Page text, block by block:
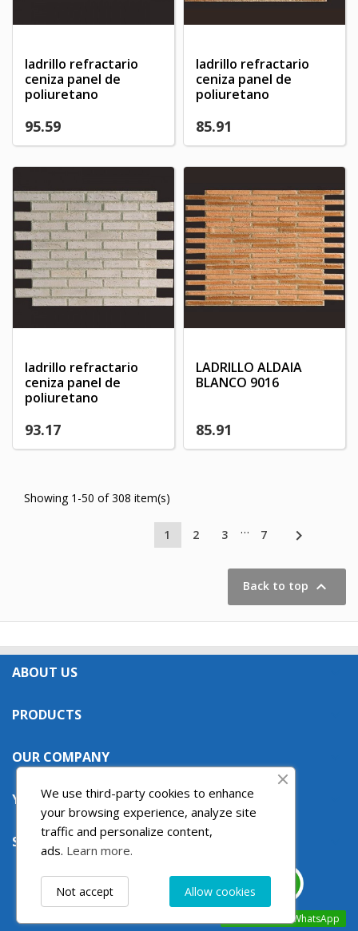
ladrillo refractario
ceniza panel de
poliuretano
95.59
ladrillo refractario
ceniza panel de
poliuretano
85.91
ladrillo refractario
ceniza panel de
poliuretano
93.17
LADRILLO ALDAIA
BLANCO 9016
85.91
Showing 1-50 of 308 item(s)
1 2 3 … 7 
Back to top 
ABOUT US
PRODUCTS
OUR COMPANY
YOUR ACCOUNT
STORE INFORMATION
Contact us via WhatsApp
We use third-party cookies to enhance
your browsing experience, analyze site
traffic and personalize content,
ads. Learn more.
Allow cookies
Not accept